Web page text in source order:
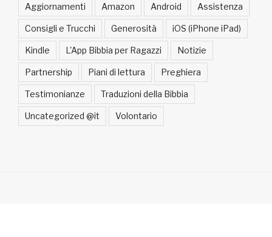
Aggiornamenti Amazon Android Assistenza
Consigli e Trucchi Generosità iOS (iPhone iPad)
Kindle L'App Bibbia per Ragazzi Notizie
Partnership Piani di lettura Preghiera
Testimonianze Traduzioni della Bibbia
Uncategorized @it Volontario